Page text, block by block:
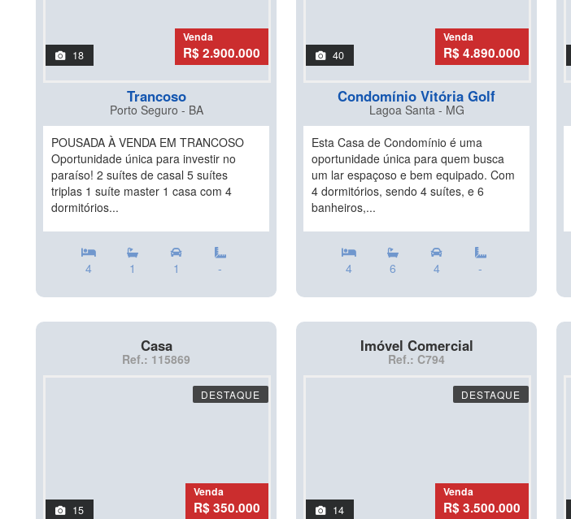
18
Venda
R$ 2.900.000
Trancoso
Porto Seguro - BA
POUSADA À VENDA EM TRANCOSO
Oportunidade única para investir no
paraíso! 2 suítes de casal 5 suítes
triplas 1 suíte master 1 casa com 4
dormitórios...
4 1 1 -
40
Venda
R$ 4.890.000
Condomínio Vitória Golf
Lagoa Santa - MG
Esta Casa de Condomínio é uma
oportunidade única para quem busca
um lar espaçoso e bem equipado. Com
4 dormitórios, sendo 4 suítes, e 6
banheiros,...
4 6 4 -
Casa
Ref.: 115869
DESTAQUE
15
Venda
R$ 350.000
Imóvel Comercial
Ref.: C794
DESTAQUE
14
Venda
R$ 3.500.000